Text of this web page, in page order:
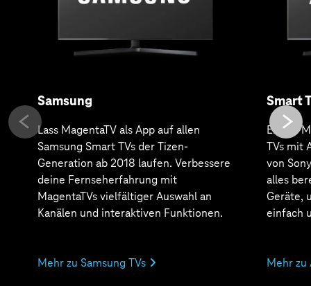
Samsung
Lass MagentaTV als App auf allen
Samsung Smart TVs der Tizen-
Generation ab 2018 laufen. Verbessere
deine Fernseh­erfahrung mit
MagentaTVs vielfältiger Auswahl an
Kanälen und interaktiven Funktionen.
Mehr zu Samsung TVs
Smart
Erlebe
TVs mit
von
alles
Geräte,
einfach
Mehr zu